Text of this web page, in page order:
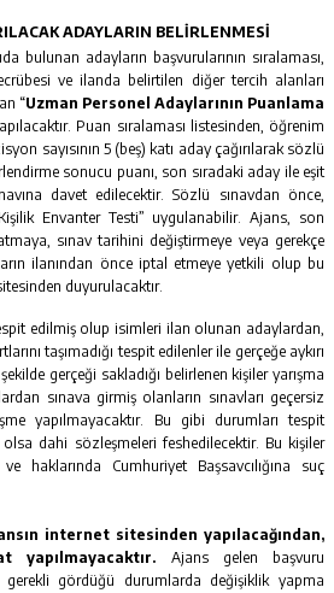
ADAYLARIN BELİRLENMESİ
bulunan adayların başvurularının sıralaması,
ve ilanda belirtilen diğer tercih alanları
“Uzman Personel Adaylarının Puanlama
Puan sıralaması listesinden, öğrenim
sayısının 5 (beş) katı aday çağırılarak sözlü
sonucu puanı, son sıradaki aday ile eşit
davet edilecektir. Sözlü sınavdan önce,
Envanter Testi” uygulanabilir. Ajans, son
sınav tarihini değiştirmeye veya gerekçe
ilanından önce iptal etmeye yetkili olup bu
duyurulacaktır.
edilmiş olup isimleri ilan olunan adaylardan,
taşımadığı tespit edilenler ile gerçeğe aykırı
gerçeği sakladığı belirlenen kişiler yarışma
sınava girmiş olanların sınavları geçersiz
yapılmayacaktır. Bu gibi durumları tespit
olsa dahi sözleşmeleri feshedilecektir. Bu kişiler
haklarında Cumhuriyet Başsavcılığına suç
internet sitesinden yapılacağından,
yapılmayacaktır. Ajans gelen başvuru
gerekli gördüğü durumlarda değişiklik yapma